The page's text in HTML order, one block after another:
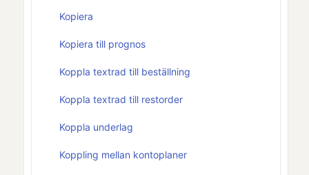
Kopiera
Kopiera till prognos
Koppla textrad till beställning
Koppla textrad till restorder
Koppla underlag
Koppling mellan kontoplaner